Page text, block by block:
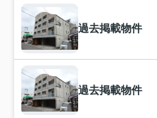
過去掲載物件
過去掲載物件